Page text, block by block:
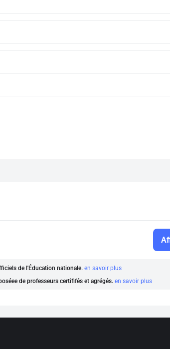
de l'Éducation nationale. en savoir plus
de professeurs certififés et agrégés. en savoir plus